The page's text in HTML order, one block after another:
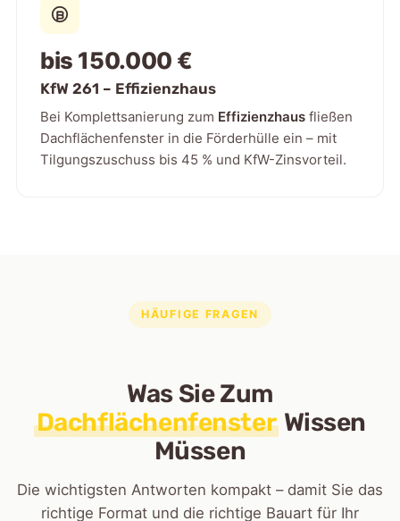
bis 150.000 €
KfW 261 – Effizienzhaus
Bei Komplettsanierung zum Effizienzhausfließen
Dachflächenfenster in die Förderhülle ein – mit
Tilgungszuschuss bis 45 % und KfW-Zinsvorteil.
HÄUFIGE FRAGEN
Was Sie Zum
DachflächenfensterWissen
Müssen
Die wichtigsten Antworten kompakt – damit Sie das
richtige Format und die richtige Bauart für Ihr